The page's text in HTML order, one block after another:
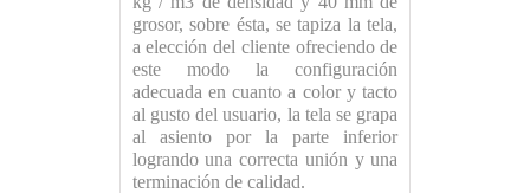
grosor, sobre ésta, se tapiza la tela,
a elección del cliente ofreciendo de
este modo la configuración
adecuada en cuanto a color y tacto
al gusto del usuario, la tela se grapa
al asiento por la parte inferior
logrando una correcta unión y una
terminación de calidad.